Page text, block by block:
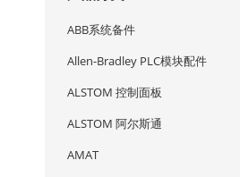
ABB系统备件
Allen-Bradley PLC模块配件
ALSTOM 控制面板
ALSTOM 阿尔斯通
AMAT